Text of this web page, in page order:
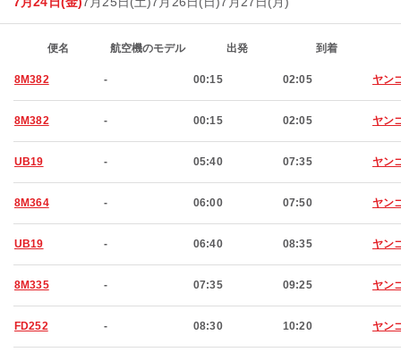
便名 航空機のモデル 出発 到着
8M382 - 00:15 02:05 ヤン
8M382 - 00:15 02:05 ヤン
UB19 - 05:40 07:35 ヤン
8M364 - 06:00 07:50 ヤン
UB19 - 06:40 08:35 ヤン
8M335 - 07:35 09:25 ヤン
FD252 - 08:30 10:20 ヤン